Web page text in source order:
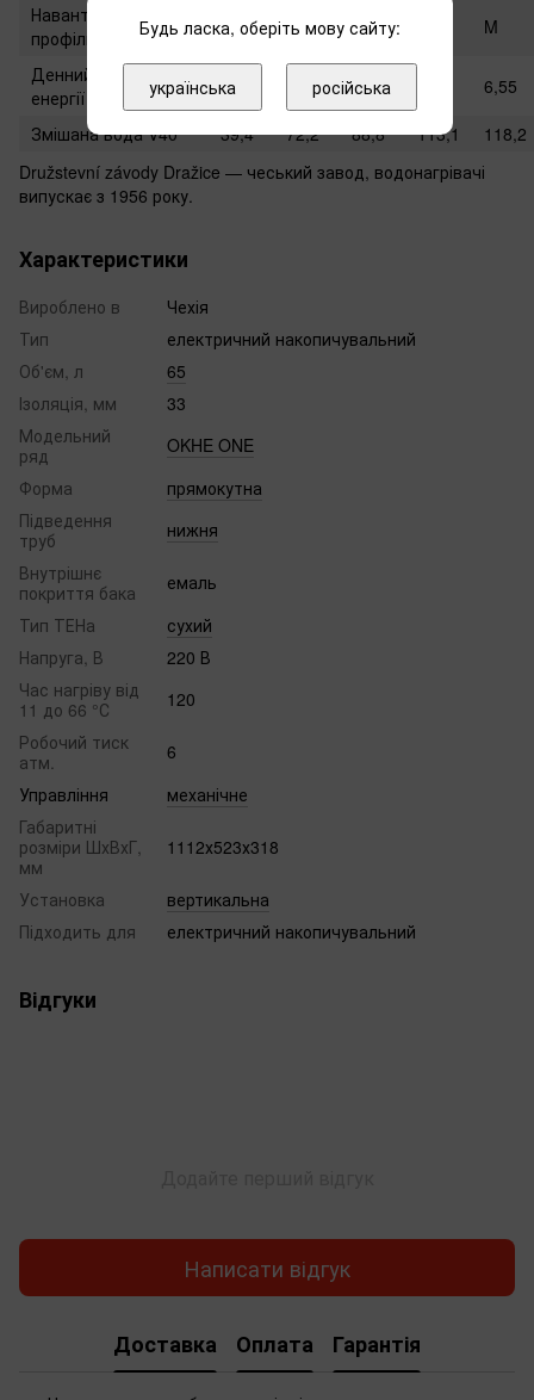
Навантажувальний
профіль
S M M
M
Денний витрата ел.
енергії [кВт • год]
2,69 6,25 6,4
6,55
Змішана вода V40
39,4 72,2 88,8 113,1
118,2
Družstevní závody Dražice — чеський завод, водонагрівачі
випускає з 1956 року.
Характеристики
Вироблено в
Чехія
Тип
електричний накопичувальний
Об'єм, л
65
Ізоляція, мм
33
Модельний
ряд
OKHE ONE
Форма
прямокутна
Підведення
труб
нижня
Внутрішнє
покриття бака
емаль
Тип ТЕНа
сухий
Напруга, В
220 В
Час нагріву від
11 до 66 °С
120
Робочий тиск
атм.
6
Управління
механічне
Габаритні
розміри ШхВхГ,
мм
1112х523х318
Установка
вертикальна
Підходить для
електричний накопичувальний
Відгуки
Написати відгук
Доставка Оплата Гарантія
Будь ласка, оберіть мову сайту:
українська російська